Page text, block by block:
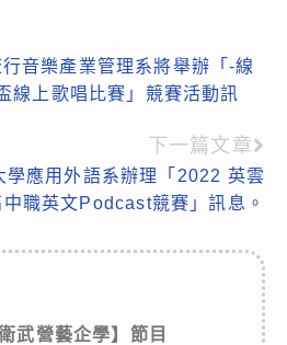
音樂產業管理系將舉辦「-線
線上歌唱比賽」競賽活動訊
下一篇文章
學應用外語系辦理「2022 英雲
職英文Podcast競賽」訊息。
武營藝企學】節目